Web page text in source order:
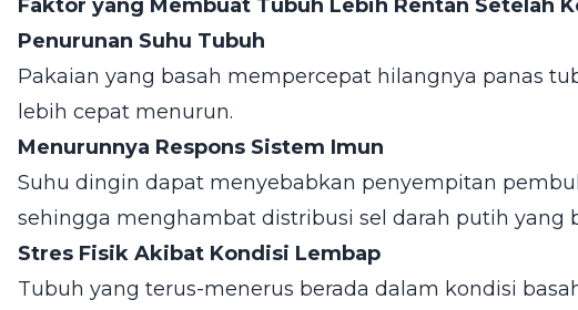
Faktor yang Membuat Tubuh Lebih Rentan Setelah
Penurunan Suhu Tubuh
Pakaian yang basah mempercepat hilangnya panas
lebih cepat menurun.
Menurunnya Respons Sistem Imun
Suhu dingin dapat menyebabkan penyempitan
sehingga menghambat distribusi sel darah putih yang
Stres Fisik Akibat Kondisi Lembap
Tubuh yang terus-menerus berada dalam kondisi